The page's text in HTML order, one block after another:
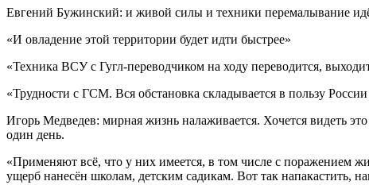
Евгений Бужинский: и живой силы и техники перемалывание
«И овладение этой территории будет идти быстрее»
«Техника ВСУ с Гугл-переводчиком на ходу переводится,
«Трудности с ГСМ. Вся обстановка складывается в пользу
Игорь Медведев: мирная жизнь налаживается. Хочется видеть
один день.
«Применяют всё, что у них имеется, в том числе с поражением
ущерб нанесён школам, детским садикам. Вот так напакастить,